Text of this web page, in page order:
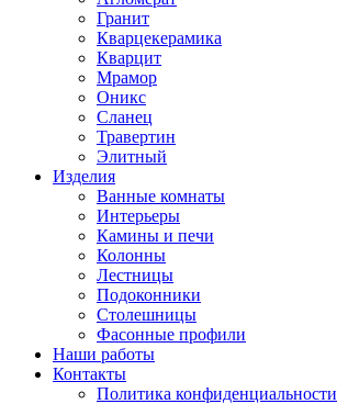
Гранит
Кварцекерамика
Кварцит
Мрамор
Оникс
Сланец
Травертин
Элитный
Изделия
Ванные комнаты
Интерьеры
Камины и печи
Колонны
Лестницы
Подоконники
Столешницы
Фасонные профили
Наши работы
Контакты
Политика конфиденциальности